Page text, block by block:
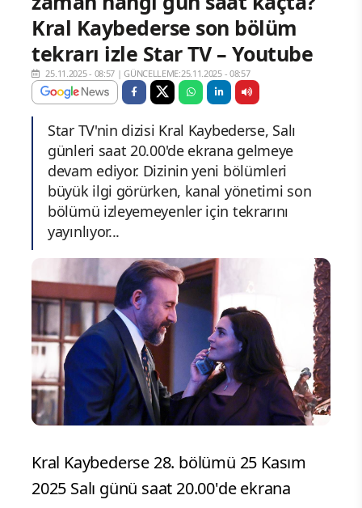
Kral Kaybederse son bölüm
tekrarı izle Star TV – Youtube
25.11.2025 - 08:57 |GÜNCELLEME:25.11.2025 - 08:57
Star TV'nin dizisi Kral Kaybederse, Salı
günleri saat 20.00'de ekrana gelmeye
devam ediyor. Dizinin yeni bölümleri
büyük ilgi görürken, kanal yönetimi son
bölümü izleyemeyenler için tekrarını
yayınlıyor...
Kral Kaybederse 28. bölümü 25 Kasım
2025 Salı günü saat 20.00'de ekrana